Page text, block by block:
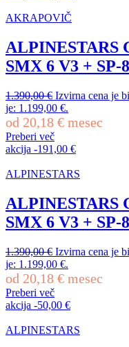
AKRAPOVIČ
ALPINESTARS
SMX 6 V3 + SP-
1.390,00€ Izvirna cena je
je: 1.199,00 €.
od 20,18 € mesec
Preberi več
akcija -191,00 €
ALPINESTARS
ALPINESTARS
SMX 6 V3 + SP-
1.390,00€ Izvirna cena je
je: 1.199,00 €.
od 20,18 € mesec
Preberi več
akcija -50,00 €
ALPINESTARS